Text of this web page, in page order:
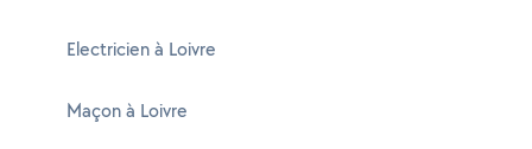
Electricien à Loivre
Maçon à Loivre